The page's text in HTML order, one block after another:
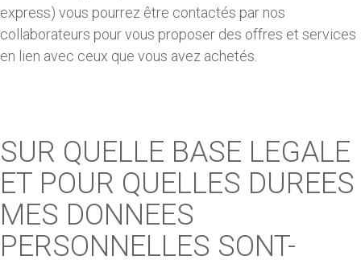
express) vous pourrez être contactés par nos
collaborateurs pour vous proposer des offres et services
en lien avec ceux que vous avez achetés.
SUR QUELLE BASE LEGALE
ET POUR QUELLES DUREES
MES DONNEES
PERSONNELLES SONT-